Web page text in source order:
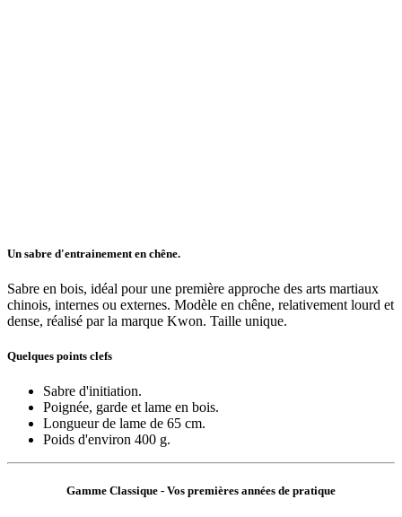
Un sabre d'entrainement en chêne.
Sabre en bois, idéal pour une première approche des arts martiaux
chinois, internes ou externes. Modèle en chêne, relativement lourd et
dense, réalisé par la marque Kwon. Taille unique.
Quelques points clefs
Sabre d'initiation.
Poignée, garde et lame en bois.
Longueur de lame de 65 cm.
Poids d'environ 400 g.
Gamme Classique - Vos premières années de pratique